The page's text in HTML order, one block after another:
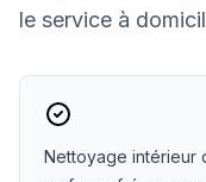
le service à
Nettoyage intérieur